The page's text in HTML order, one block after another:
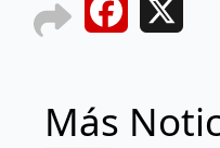
Facebook
Más